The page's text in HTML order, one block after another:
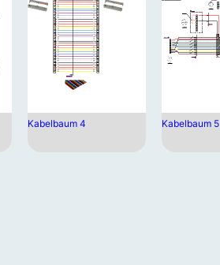
Kabelbaum 4 Kabelbaum 5